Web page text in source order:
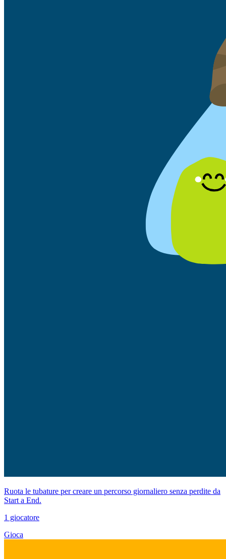
Ruota le tubature per creare un percorso giornaliero senza perdite da
Start a End.
1 giocatore
Gioca